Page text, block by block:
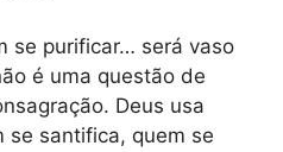
se purificar… será vaso
é uma questão de
Deus usa
se santifica, quem se